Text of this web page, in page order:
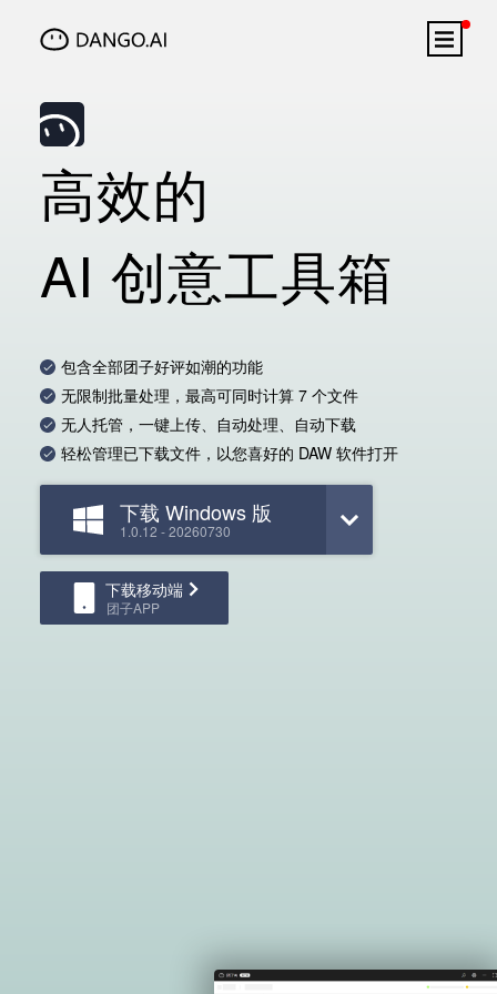
高效的
AI 创意工具箱
包含全部团子好评如潮的功能
无限制批量处理，最高可同时计算 7 个文件
无人托管，一键上传、自动处理、自动下载
轻松管理已下载文件，以您喜好的 DAW 软件打开
下载 Windows 版
1.0.12 - 20260730
下载移动端
团子APP